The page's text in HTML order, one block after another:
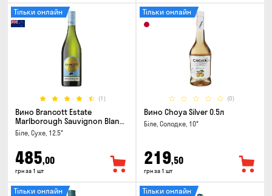
(1)
Тільки онлайн
Вино Brancott Estate
Marlborough Sauvignon Blanc
0.75л
Біле, Сухе, 12.5°
485,00
грн за 1 шт
(0)
Тільки онлайн
Вино Choya Silver 0.5л
Біле, Солодке, 10°
219,50
грн за 1 шт
Тільки онлайн
Тільки онлайн